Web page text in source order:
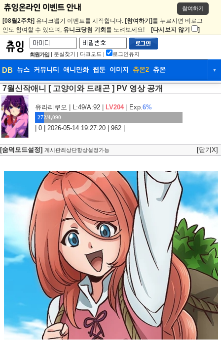
참여하기
[08월2주차] 유니크뽑기 이벤트를 시작합니다. [참여하기] 를 누르시면 비로그
인도 참여할 수 있으며, 유니크당첨 기회 를 노려보세요! [다시보지 않기 ]
회원가입 | 분실찾기 | 다크모드 | 로그인유지
DB 뉴스 커뮤니티 애니만화 웹툰 이미지 츄온2 츄온 ▼
DB 뉴스 커뮤니티
웹툰 이미지 츄온2
7월신작애니 [ 고양이와 드래곤 ] PV 영상 공개
유라리쿠오 | L:49/A:92 | LV204 Exp.6%
272/4,090
| 0 | 2026-05-14 19:27:20 | 962 |
[숨덕모드설정] 게시판최상단항상설정가능 [닫기X]